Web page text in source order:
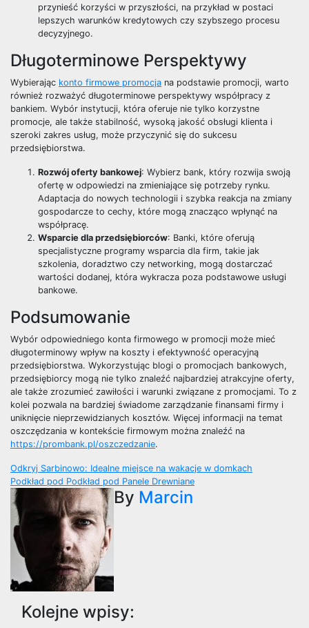
przynieść korzyści w przyszłości, na przykład w postaci
lepszych warunków kredytowych czy szybszego procesu
decyzyjnego.
Długoterminowe Perspektywy
Wybierając konto firmowe promocja na podstawie promocji, warto
również rozważyć długoterminowe perspektywy współpracy z
bankiem. Wybór instytucji, która oferuje nie tylko korzystne
promocje, ale także stabilność, wysoką jakość obsługi klienta i
szeroki zakres usług, może przyczynić się do sukcesu
przedsiębiorstwa.
Rozwój oferty bankowej: Wybierz bank, który rozwija swoją
ofertę w odpowiedzi na zmieniające się potrzeby rynku.
Adaptacja do nowych technologii i szybka reakcja na zmiany
gospodarcze to cechy, które mogą znacząco wpłynąć na
współpracę.
Wsparcie dla przedsiębiorców: Banki, które oferują
specjalistyczne programy wsparcia dla firm, takie jak
szkolenia, doradztwo czy networking, mogą dostarczać
wartości dodanej, która wykracza poza podstawowe usługi
bankowe.
Podsumowanie
Wybór odpowiedniego konta firmowego w promocji może mieć
długoterminowy wpływ na koszty i efektywność operacyjną
przedsiębiorstwa. Wykorzystując blogi o promocjach bankowych,
przedsiębiorcy mogą nie tylko znaleźć najbardziej atrakcyjne oferty,
ale także zrozumieć zawiłości i warunki związane z promocjami. To z
kolei pozwala na bardziej świadome zarządzanie finansami firmy i
uniknięcie nieprzewidzianych kosztów. Więcej informacji na temat
oszczędzania w kontekście firmowym można znaleźć na
https://prombank.pl/oszczedzanie.
Nawigacja
wpisu
Odkryj Sarbinowo: Idealne miejsce na wakacje w domkach
Podkład pod Podkład pod Panele Drewniane
By Marcin
Kolejne wpisy: